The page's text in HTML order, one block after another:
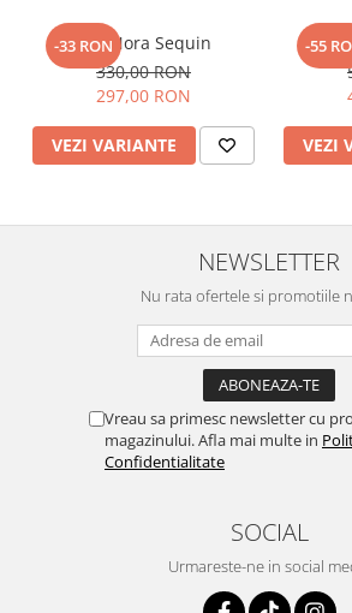
-33 RONTop Nora Sequin
330,00 RON
297,00 RON
VEZI VARIANTE
-55
VEZI
NEWSLETTER
Nu rata ofertele si promotiile
Vreau sa primesc newsletter cu
magazinului. Afla mai multe in
Confidentialitate
SOCIAL
Urmareste-ne in social